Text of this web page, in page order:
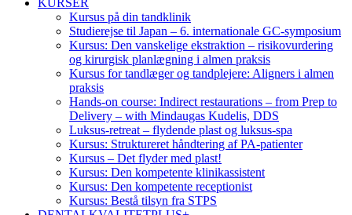
KURSER
Kursus på din tandklinik
Studierejse til Japan – 6. internationale GC-symposium
Kursus: Den vanskelige ekstraktion – risikovurdering
og kirurgisk planlægning i almen praksis
Kursus for tandlæger og tandplejere: Aligners i almen
praksis
Hands-on course: Indirect restaurations – from Prep to
Delivery – with Mindaugas Kudelis, DDS
Luksus-retreat – flydende plast og luksus-spa
Kursus: Struktureret håndtering af PA-patienter
Kursus – Det flyder med plast!
Kursus: Den kompetente klinikassistent
Kursus: Den kompetente receptionist
Kursus: Bestå tilsyn fra STPS